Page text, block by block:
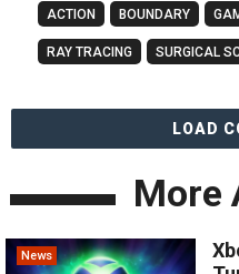
ACTION BOUNDARY
RAY TRACING SURGICAL
LOAD
More
News